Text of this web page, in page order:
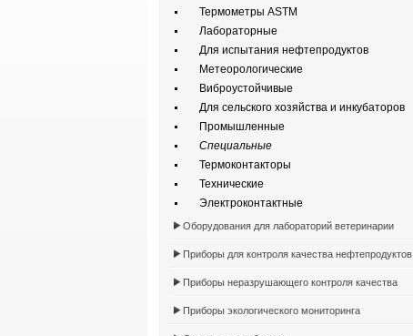
Термометры ASTM
Лабораторные
Для испытания нефтепродуктов
Метеорологические
Виброустойчивые
Для сельского хозяйства и инкубаторов
Промышленные
Специальные
Термоконтакторы
Технические
Электроконтактные
Оборудования для лабораторий ветеринарии
Приборы для контроля качества нефтепродуктов
Приборы неразрушающего контроля качества
Приборы экологического мониторинга